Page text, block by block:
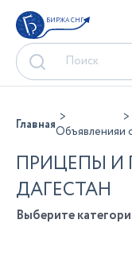
БИРЖА СНГ
ГлавнаяОбъявленияи
ПРИЦЕПЫ И
ДАГЕСТАН
Выберите